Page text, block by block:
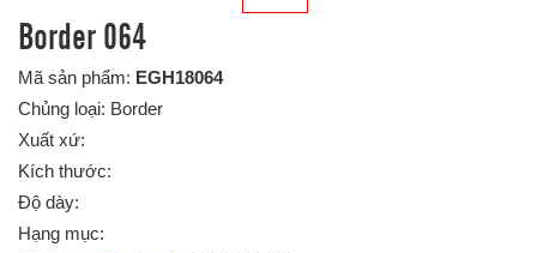
Border 064
Mã sản phẩm: EGH18064
Chủng loại: Border
Xuất xứ:
Kích thước:
Độ dày:
Hạng mục: